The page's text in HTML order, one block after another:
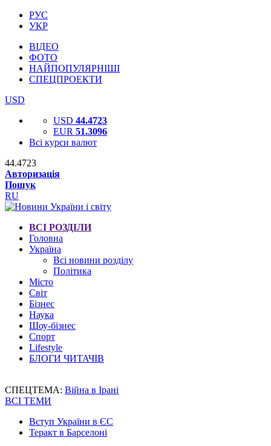
РУС
УКР
ВІДЕО
ФОТО
НАЙПОПУЛЯРНІШІ
СПЕЦПРОЕКТИ
USD
USD 44.4723
EUR 51.3096
Всі курси валют
44.4723
Авторизація
Пошук
RU
ВСІ РОЗДІЛИ
Головна
Україна
Всі новини розділу
Політика
Місто
Світ
Бізнес
Наука
Шоу-бізнес
Спорт
Lifestyle
БЛОГИ ЧИТАЧІВ
СПЕЦТЕМА: Війна в Ірані
ВСІ ТЕМИ
Вступ України в ЄС
Теракт в Барселоні